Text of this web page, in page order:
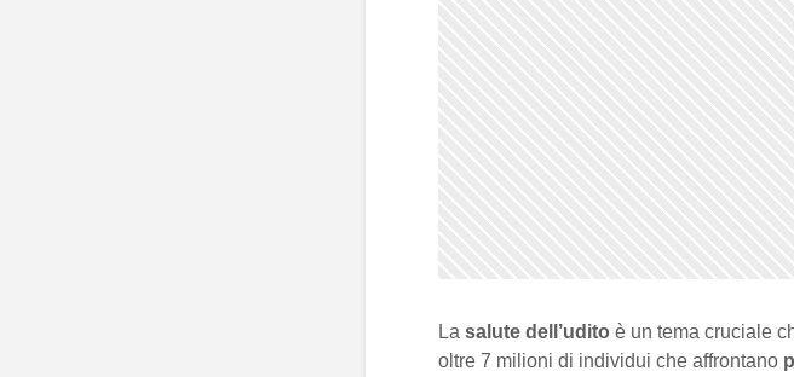
La salute dell’udito è un tema cruciale
oltre 7 milioni di individui che affrontano